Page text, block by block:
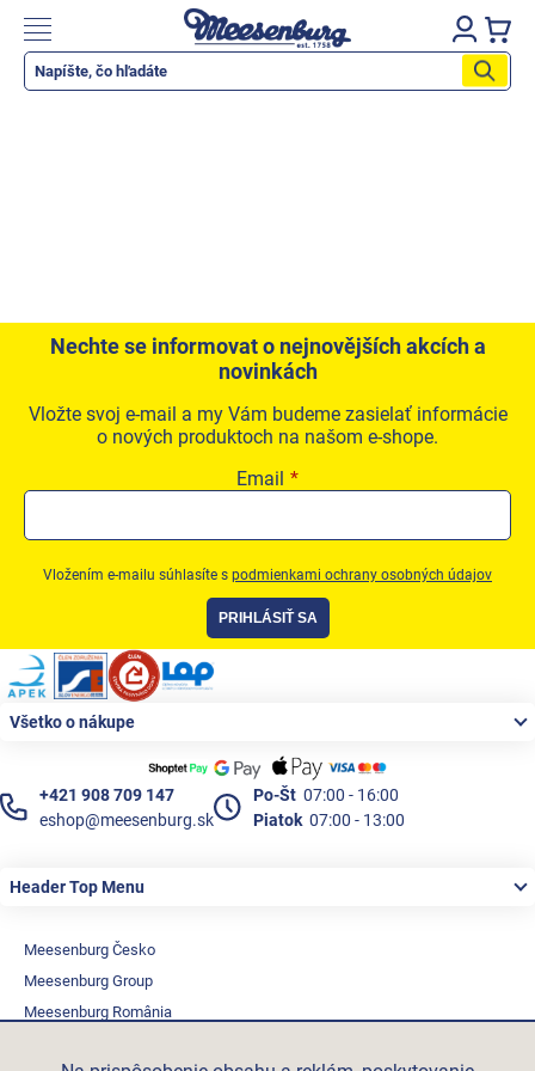
obsah
košík
Prihlásenie
Katalog produktů
Náradie a nástroje
Elektrické + AKU náradie
Zabezpečenie
Značky
Akčná ponuka
Fotovoltaické systémy
Predsadená montáž okien Triotherm+
Konfigurátor podkladových profiov
Kontakty
Nechte se informovat o nejnovějších akcích a
novinkách
Vložte svoj e-mail a my Vám budeme zasielať informácie
o nových produktoch na našom e-shope.
Email
Vložením e-mailu súhlasíte s podmienkami ochrany osobných údajov
PRIHLÁSIŤ SA
Zápätie
Všetko o nákupe
+421 908 709 147
eshop@meesenburg.sk
Po-Št 07:00 - 16:00
Piatok 07:00 - 13:00
Header Top Menu
Meesenburg Česko
Meesenburg Group
Meesenburg România